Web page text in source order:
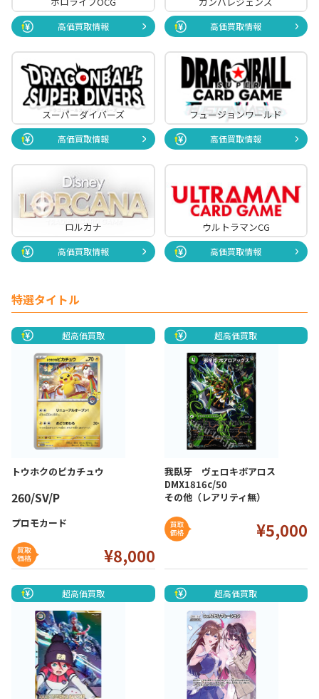
高価買取情報 高価買取情報
スーパーダイバーズ
高価買取情報
フュージョンワールド
高価買取情報
ロルカナ
高価買取情報
ウルトラマンCG
高価買取情報
特選タイトル
超高価買取
トウホクのピカチュウ
260/SV/P
プロモカード
¥8,000
超高価買取
我臥牙 ヴェロキボアロス
DMX1816c/50
その他（レアリティ無）
¥5,000
超高価買取 超高価買取